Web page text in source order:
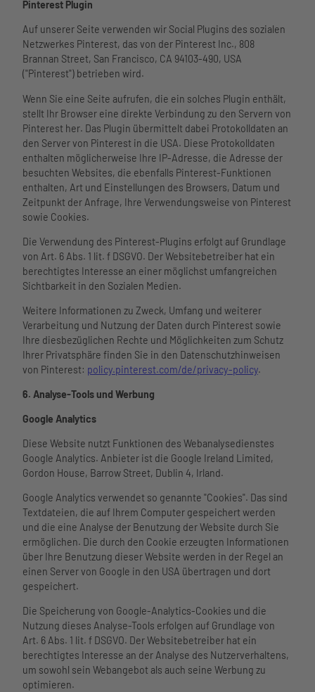
Pinterest Plugin
Auf unserer Seite verwenden wir Social Plugins des sozialen
Netzwerkes Pinterest, das von der Pinterest Inc., 808
Brannan Street, San Francisco, CA 94103-490, USA
("Pinterest") betrieben wird.
Wenn Sie eine Seite aufrufen, die ein solches Plugin enthält,
stellt Ihr Browser eine direkte Verbindung zu den Servern von
Pinterest her. Das Plugin übermittelt dabei Protokolldaten an
den Server von Pinterest in die USA. Diese Protokolldaten
enthalten möglicherweise Ihre IP-Adresse, die Adresse der
besuchten Websites, die ebenfalls Pinterest-Funktionen
enthalten, Art und Einstellungen des Browsers, Datum und
Zeitpunkt der Anfrage, Ihre Verwendungsweise von Pinterest
sowie Cookies.
Die Verwendung des Pinterest-Plugins erfolgt auf Grundlage
von Art. 6 Abs. 1 lit. f DSGVO. Der Websitebetreiber hat ein
berechtigtes Interesse an einer möglichst umfangreichen
Sichtbarkeit in den Sozialen Medien.
Weitere Informationen zu Zweck, Umfang und weiterer
Verarbeitung und Nutzung der Daten durch Pinterest sowie
Ihre diesbezüglichen Rechte und Möglichkeiten zum Schutz
Ihrer Privatsphäre finden Sie in den Datenschutzhinweisen
von Pinterest: policy.pinterest.com/de/privacy-policy.
6. Analyse-Tools und Werbung
Google Analytics
Diese Website nutzt Funktionen des Webanalysedienstes
Google Analytics. Anbieter ist die Google Ireland Limited,
Gordon House, Barrow Street, Dublin 4, Irland.
Google Analytics verwendet so genannte "Cookies". Das sind
Textdateien, die auf Ihrem Computer gespeichert werden
und die eine Analyse der Benutzung der Website durch Sie
ermöglichen. Die durch den Cookie erzeugten Informationen
über Ihre Benutzung dieser Website werden in der Regel an
einen Server von Google in den USA übertragen und dort
gespeichert.
Die Speicherung von Google-Analytics-Cookies und die
Nutzung dieses Analyse-Tools erfolgen auf Grundlage von
Art. 6 Abs. 1 lit. f DSGVO. Der Websitebetreiber hat ein
berechtigtes Interesse an der Analyse des Nutzerverhaltens,
um sowohl sein Webangebot als auch seine Werbung zu
optimieren.